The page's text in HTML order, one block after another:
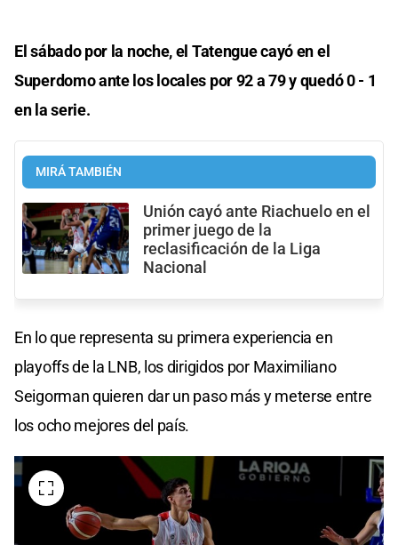
El sábado por la noche, el Tatengue cayó en el
Superdomo ante los locales por 92 a 79 y quedó 0 - 1
en la serie.
MIRÁ TAMBIÉN
Unión cayó ante Riachuelo en el
primer juego de la
reclasificación de la Liga
Nacional
En lo que representa su primera experiencia en
playoffs de la LNB, los dirigidos por Maximiliano
Seigorman quieren dar un paso más y meterse entre
los ocho mejores del país.